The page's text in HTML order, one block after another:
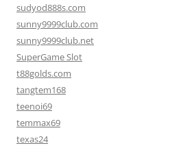
sudyod888s.com
sunny9999club.com
sunny9999club.net
SuperGame Slot
t88golds.com
tangtem168
teenoi69
temmax69
texas24